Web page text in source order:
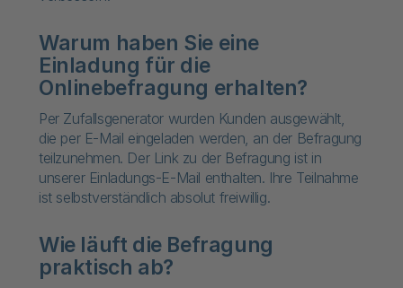
Warum haben Sie eine
Einladung für die
Onlinebefragung erhalten?
Per Zufallsgenerator wurden Kunden ausgewählt,
die per E-Mail eingeladen werden, an der Befragung
teilzunehmen. Der Link zu der Befragung ist in
unserer Einladungs-E-Mail enthalten. Ihre Teilnahme
ist selbstverständlich absolut freiwillig.
Wie läuft die Befragung
praktisch ab?